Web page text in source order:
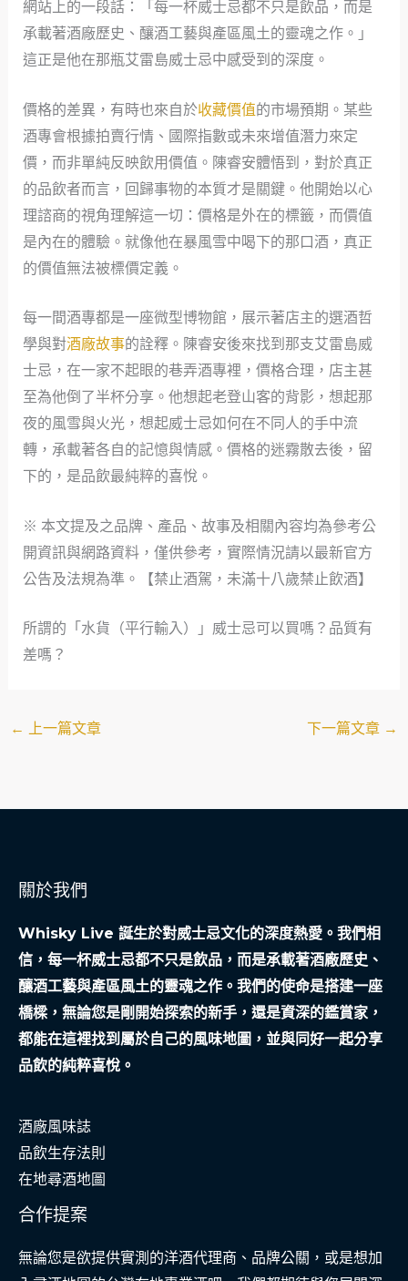
網站上的一段話：「每一杯威士忌都不只是飲品，而是
承載著酒廠歷史、釀酒工藝與產區風土的靈魂之作。」
這正是他在那瓶艾雷島威士忌中感受到的深度。
價格的差異，有時也來自於收藏價值的市場預期。某些
酒專會根據拍賣行情、國際指數或未來增值潛力來定
價，而非單純反映飲用價值。陳睿安體悟到，對於真正
的品飲者而言，回歸事物的本質才是關鍵。他開始以心
理諮商的視角理解這一切：價格是外在的標籤，而價值
是內在的體驗。就像他在暴風雪中喝下的那口酒，真正
的價值無法被標價定義。
每一間酒專都是一座微型博物館，展示著店主的選酒哲
學與對酒廠故事的詮釋。陳睿安後來找到那支艾雷島威
士忌，在一家不起眼的巷弄酒專裡，價格合理，店主甚
至為他倒了半杯分享。他想起老登山客的背影，想起那
夜的風雪與火光，想起威士忌如何在不同人的手中流
轉，承載著各自的記憶與情感。價格的迷霧散去後，留
下的，是品飲最純粹的喜悅。
※ 本文提及之品牌、產品、故事及相關內容均為參考公
開資訊與網路資料，僅供參考，實際情況請以最新官方
公告及法規為準。【禁止酒駕，未滿十八歲禁止飲酒】
所謂的「水貨（平行輸入）」威士忌可以買嗎？品質有
差嗎？
← 上一篇文章 下一篇文章 →
關於我們
Whisky Live 誕生於對威士忌文化的深度熱愛。我們相
信，每一杯威士忌都不只是飲品，而是承載著酒廠歷史、
釀酒工藝與產區風土的靈魂之作。我們的使命是搭建一座
橋樑，無論您是剛開始探索的新手，還是資深的鑑賞家，
都能在這裡找到屬於自己的風味地圖，並與同好一起分享
品飲的純粹喜悅。
酒廠風味誌
品飲生存法則
在地尋酒地圖
合作提案
無論您是欲提供實測的洋酒代理商、品牌公關，或是想加